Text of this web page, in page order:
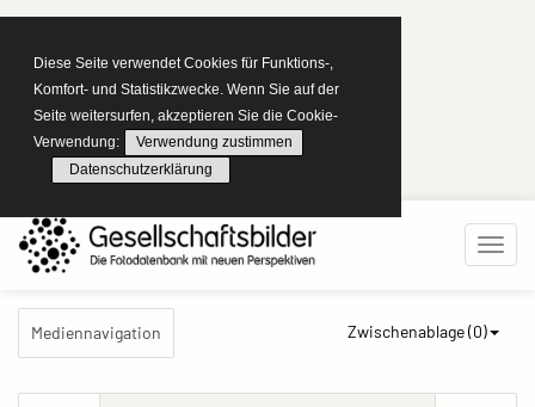
Diese Seite verwendet Cookies für Funktions-,
Komfort- und Statistikzwecke. Wenn Sie auf der
Seite weitersurfen, akzeptieren Sie die Cookie-
Verwendung:
Verwendung zustimmen
Datenschutzerklärung
Mediennavigation Zwischenablage (0)